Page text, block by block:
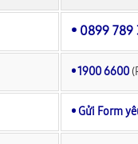
• 0899 789
• 1900 6600
• Gửi Form